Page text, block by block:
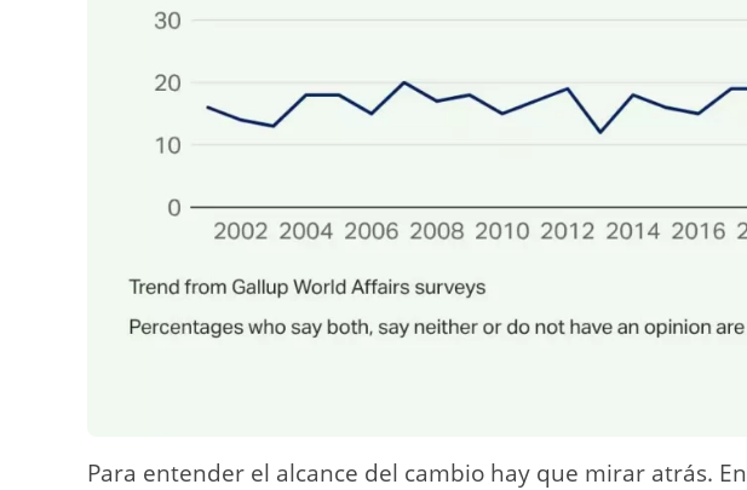
Para entender el alcance del cambio hay que mirar atrás. En